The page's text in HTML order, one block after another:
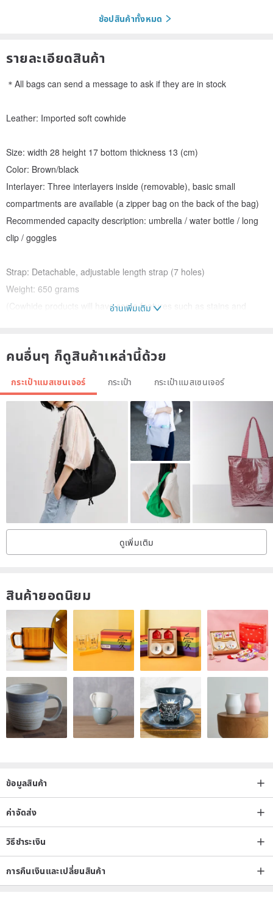
ช้อปสินค้าทั้งหมด
รายละเอียดสินค้า
＊All bags can send a message to ask if they are in stock
Leather: Imported soft cowhide
Size: width 28 height 17 bottom thickness 13 (cm)
Color: Brown/black
Interlayer: Three interlayers inside (removable), basic small
compartments are available (a zipper bag on the back of the bag)
Recommended capacity description: umbrella / water bottle / long
clip / goggles
Strap: Detachable, adjustable length strap (7 holes)
Weight: 650 grams
(Cowhide products will have some features such as stains and
------------------------------------------------ ------------------------------------
[Commodity after-sales service & return and exchange instructions]
◎For detailed return and exchange freight charges, please refer to
the design hall transaction policy
อ่านเพิ่มเติม
คนอื่นๆ ก็ดูสินค้าเหล่านี้ด้วย
กระเป๋าแมสเซนเจอร์ กระเป๋า กระเป๋าแมสเซนเจอร์
ดูเพิ่มเติม
สินค้ายอดนิยม
ข้อมูลสินค้า
ค่าจัดส่ง
วิธีชำระเงิน
การคืนเงินและเปลี่ยนสินค้า